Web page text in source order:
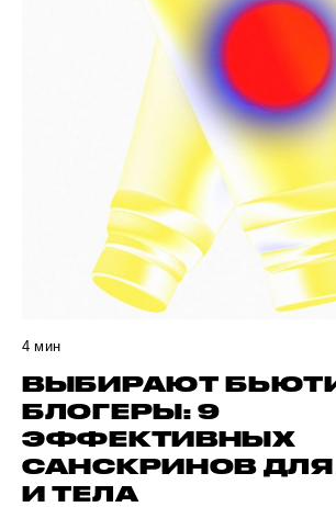
4 мин
ВЫБИРАЮТ
БЛОГЕРЫ: 9
ЭФФЕКТИВНЫХ
САНСКРИНОВ
И ТЕЛА